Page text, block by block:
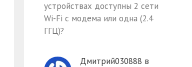
устройствах доступны 2 сети
Wi-Fi с модема или одна (2.4
ГГЦ)?
Дмитрий030888 в